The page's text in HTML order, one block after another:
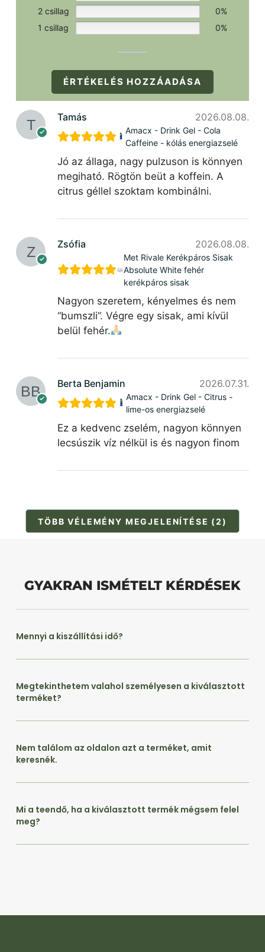
2 csillag
0%
1 csillag
0%
ÉRTÉKELÉS HOZZÁADÁSA
Tamás 2026.08.08.
Amacx - Drink Gel - Cola
Caffeine - kólás energiazselé
Jó az állaga, nagy pulzuson is könnyen
megiható. Rögtön beüt a koffein. A
citrus géllel szoktam kombinálni.
Zsófia 2026.08.08.
Met Rivale Kerékpáros Sisak
Absolute White fehér
kerékpáros sisak
Nagyon szeretem, kényelmes és nem
“bumszli”. Végre egy sisak, ami kívül
belül fehér.
Berta Benjamin 2026.07.31.
Amacx - Drink Gel - Citrus -
lime-os energiazselé
Ez a kedvenc zselém, nagyon könnyen
lecsúszik víz nélkül is és nagyon finom
TÖBB VÉLEMÉNY MEGJELENÍTÉSE (2)
GYAKRAN ISMÉTELT KÉRDÉSEK
Mennyi a kiszállítási idő?
Megtekinthetem valahol személyesen a kiválasztott
terméket?
Nem találom az oldalon azt a terméket, amit
keresnék.
Mi a teendő, ha a kiválasztott termék mégsem felel
meg?